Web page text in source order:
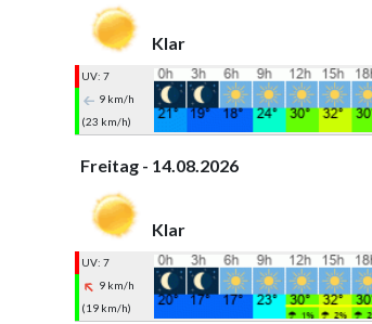
Klar
UV: 7
9 km/h
(23 km/h)
Freitag - 14.08.2026
Klar
UV: 7
9 km/h
(19 km/h)